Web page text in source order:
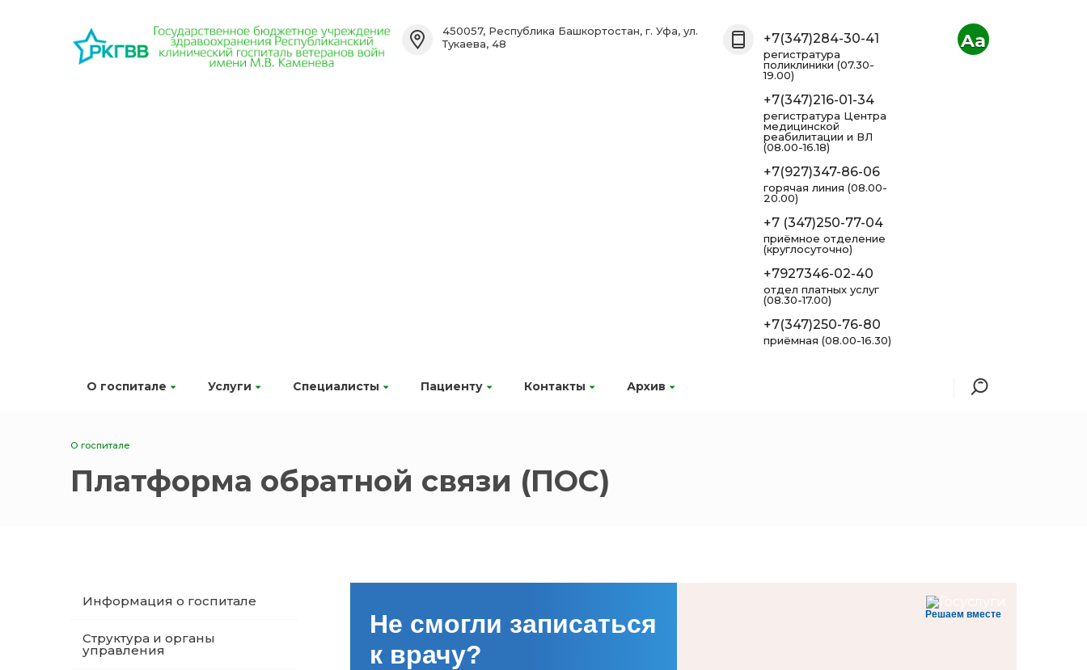
О госпитале Услуги Специалисты Пациенту Контакты Архив
450057, Республика Башкортостан, г. Уфа, ул.
Тукаева, 48
+7(347)284-30-41
регистратура
поликлиники (07.30-
19.00)
+7(347)216-01-34
регистратура Центра
медицинской
реабилитации и ВЛ
(08.00-16.18)
+7(927)347-86-06
горячая линия (08.00-
20.00)
+7 (347)250-77-04
приёмное отделение
(круглосуточно)
+7927346-02-40
отдел платных услуг
(08.30-17.00)
+7(347)250-76-80
приёмная (08.00-16.30)
Aa
О госпитале
Платформа обратной связи (ПОС)
Информация о госпитале
Структура и органы
управления
Решаем вместе
Не смогли записаться
к врачу?